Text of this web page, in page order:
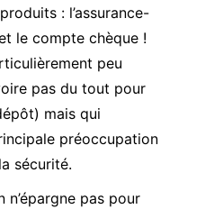
: l’assurance-
le compte chèque !
peu
pas du tout pour
mais qui
préoccupation
sécurité.
n’épargne pas pour